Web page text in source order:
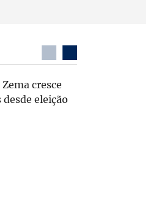
cresce
eleição